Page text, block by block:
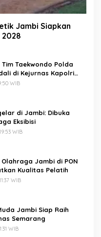
Jambi Siapkan
2028
Taekwondo Polda
di Kejurnas Kapolri
WIB
di Jambi: Dibuka
Eksibisi
WIB
Jambi di PON
Kualitas Pelatih
WIB
Jambi Siap Raih
Semarang
WIB